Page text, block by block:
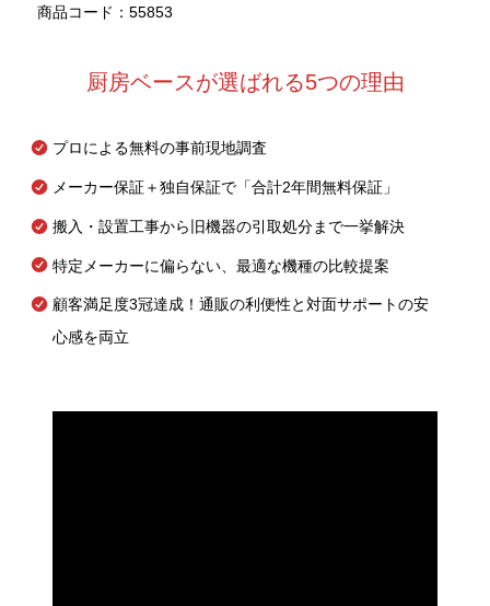
商品コード：55853
厨房ベースが選ばれる5つの理由
プロによる無料の事前現地調査
メーカー保証＋独自保証で「合計2年間無料保証」
搬入・設置工事から旧機器の引取処分まで一挙解決
特定メーカーに偏らない、最適な機種の比較提案
顧客満足度3冠達成！通販の利便性と対面サポートの安
心感を両立